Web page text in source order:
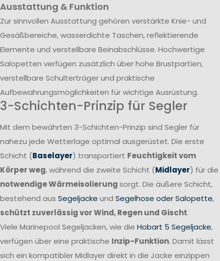
Ausstattung & Funktion
Zur sinnvollen Ausstattung gehören verstärkte Knie- und
Gesäßbereiche, wasserdichte Taschen, reflektierende
Elemente und verstellbare Beinabschlüsse. Hochwertige
Salopetten verfügen zusätzlich über hohe Brustpartien,
verstellbare Schulterträger und praktische
Aufbewahrungsmöglichkeiten für wichtige Ausrüstung.
3-Schichten-Prinzip für Segler
Mit dem bewährten 3-Schichten-Prinzip sind Segler für
nahezu jede Wetterlage optimal ausgerüstet. Die erste
Schicht (Baselayer) transportiert Feuchtigkeit vom
Körper weg, während die zweite Schicht (Midlayer) für die
notwendige Wärmeisolierungsorgt. Die äußere Schicht,
bestehend aus Segeljacke und Segelhose oder Salopette,
schützt zuverlässig vor Wind, Regen und Gischt.
Viele Marinepool Segeljacken, wie die Hobart 5 Segeljacke,
verfügen über eine praktische Inzip-Funktion. Damit lässt
sich ein kompatibler Midlayer direkt in die Jacke einzippen